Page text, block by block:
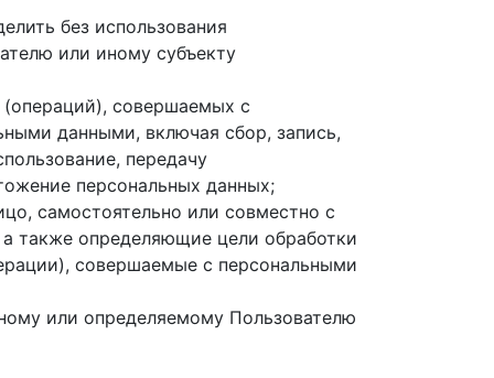
без использования
или иному субъекту
(операций), совершаемых с
данными, включая сбор, запись,
передачу
персональных данных;
самостоятельно или совместно с
также определяющие цели обработки
совершаемые с персональными
или определяемому Пользователю